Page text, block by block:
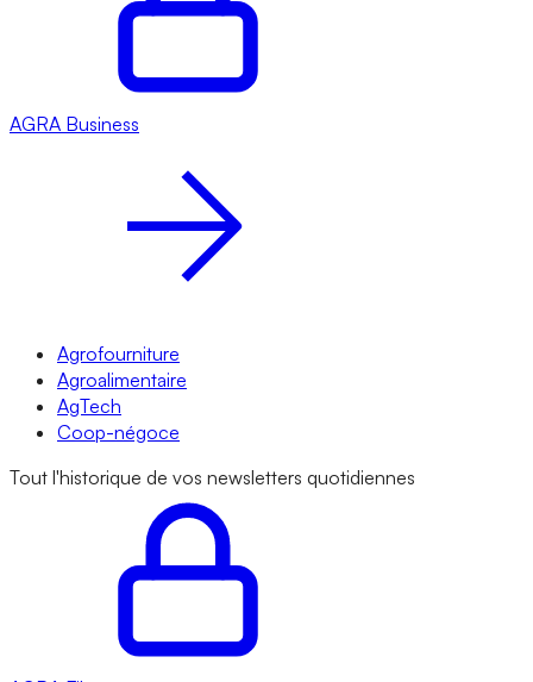
AGRA Business
Agrofourniture
Agroalimentaire
AgTech
Coop-négoce
Tout l'historique de vos newsletters quotidiennes